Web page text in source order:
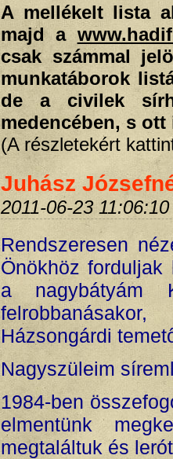
A mellékelt lista
majd a
csak számmal
munkatáborok
de a civilek
medencében, s
(A részletekért
Juhász
2011-06-23 11:06:10
Rendszeresen
Önökhöz forduljak
a nagybátyám
Házsongárdi
Nagyszüleim
1984-ben
elmentünk
megtaláltuk és